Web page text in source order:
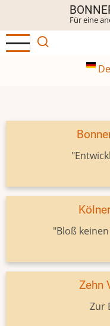
Inhalt
Für eine
"Bloß
Zehn
Zur